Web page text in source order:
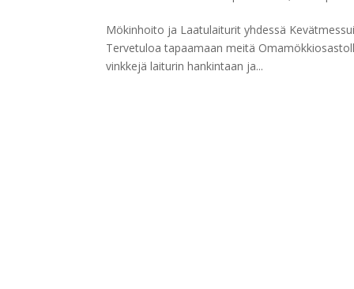
Mökinhoito ja Laatulaiturit yhdessä
Tervetuloa tapaamaan meitä
vinkkejä laiturin hankintaan ja...